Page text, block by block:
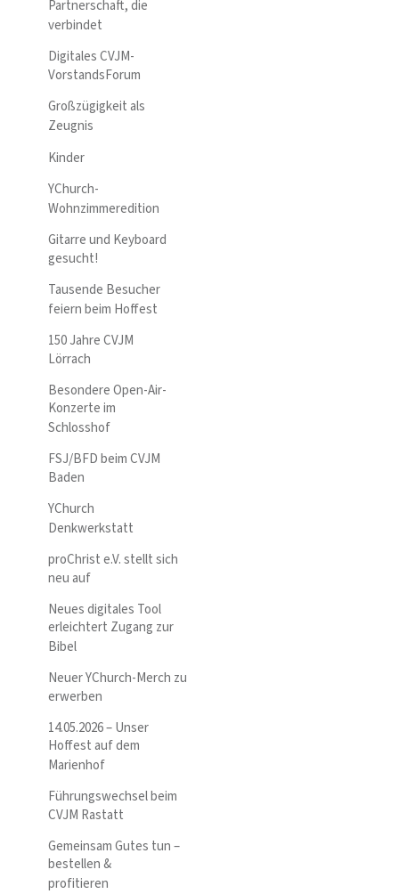
Partnerschaft, die
verbindet
Digitales CVJM-
VorstandsForum
Großzügigkeit als
Zeugnis
Kinder
YChurch-
Wohnzimmeredition
Gitarre und Keyboard
gesucht!
Tausende Besucher
feiern beim Hoffest
150 Jahre CVJM
Lörrach
Besondere Open-Air-
Konzerte im
Schlosshof
FSJ/BFD beim CVJM
Baden
YChurch
Denkwerkstatt
proChrist e.V. stellt sich
neu auf
Neues digitales Tool
erleichtert Zugang zur
Bibel
Neuer YChurch-Merch zu
erwerben
14.05.2026 – Unser
Hoffest auf dem
Marienhof
Führungswechsel beim
CVJM Rastatt
Gemeinsam Gutes tun –
bestellen &
profitieren